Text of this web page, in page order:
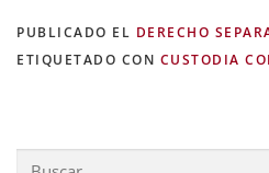
PUBLICADO EL DERECHO
ETIQUETADO CON CUSTODIA
Buscar: